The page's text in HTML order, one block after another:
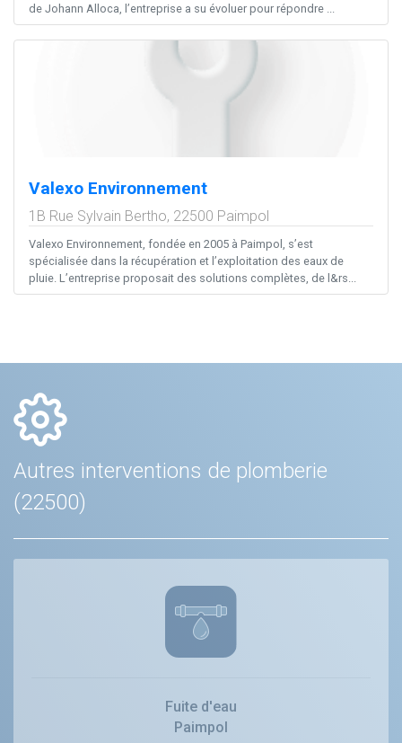
de Johann Alloca, l’entreprise a su évoluer pour répondre ...
Valexo Environnement
1B Rue Sylvain Bertho, 22500 Paimpol
Valexo Environnement, fondée en 2005 à Paimpol, s’est
spécialisée dans la récupération et l’exploitation des eaux de
pluie. L’entreprise proposait des solutions complètes, de l&rs...
Autres interventions de plomberie
(22500)
Fuite d'eau
Paimpol